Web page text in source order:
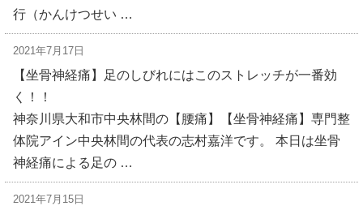
行（かんけつせい …
2021年7月17日
【坐骨神経痛】足のしびれにはこのストレッチが一番効
く！！
神奈川県大和市中央林間の【腰痛】【坐骨神経痛】専門整
体院アイン中央林間の代表の志村嘉洋です。 本日は坐骨
神経痛による足の …
2021年7月15日